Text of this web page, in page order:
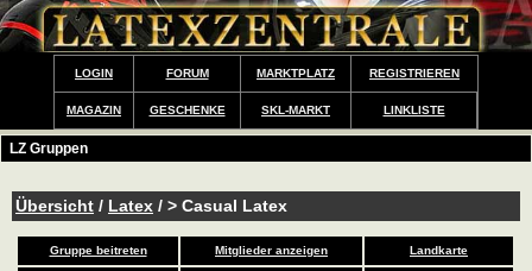
LOGIN FORUM MARKTPLATZ REGISTRIEREN
MAGAZIN GESCHENKE SKL-MARKT LINKLISTE
LZ Gruppen
Übersicht / Latex / > Casual Latex
Gruppe beitreten Mitglieder anzeigen Landkarte